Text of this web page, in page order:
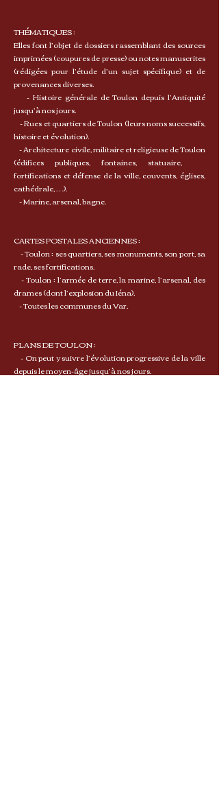
THÉMATIQUES :
Elles font l’objet de dossiers rassemblant des sources
imprimées (coupures de presse) ou notes manuscrites
(rédigées pour l’étude d’un sujet spécifique) et de
provenances diverses.
- Histoire générale de Toulon depuis l’Antiquité
jusqu’à nos jours.
- Rues et quartiers de Toulon (leurs noms successifs,
histoire et évolution).
- Architecture civile, militaire et religieuse de Toulon
(édifices publiques, fontaines, statuaire,
fortifications et défense de la ville, couvents, églises,
cathédrale, …).
- Marine, arsenal, bagne.
CARTES POSTALES ANCIENNES :
- Toulon : ses quartiers, ses monuments, son port, sa
rade, ses fortifications.
- Toulon : l’armée de terre, la marine, l’arsenal, des
drames (dont l’explosion du Iéna).
- Toutes les communes du Var.
PLANS DE TOULON :
- On peut y suivre l’évolution progressive de la ville
depuis le moyen-âge jusqu’à nos jours.